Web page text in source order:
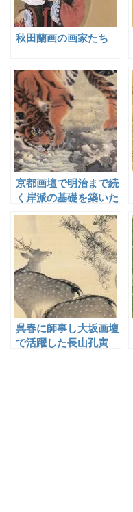
秋田蘭画の画家たち
京都画壇で明治まで続
く岸派の基礎を築いた
岸駒
呉春に師事し大坂画壇
で活躍した長山孔寅